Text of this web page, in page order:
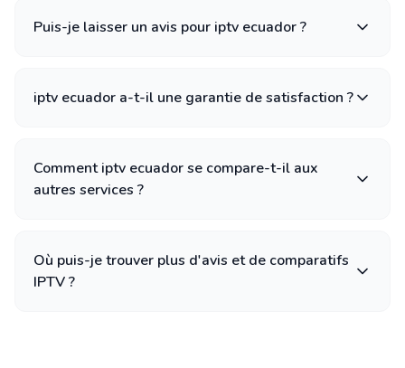
Puis-je laisser un avis pour iptv ecuador ?
iptv ecuador a-t-il une garantie de satisfaction ?
Comment iptv ecuador se compare-t-il aux
autres services ?
Où puis-je trouver plus d'avis et de comparatifs
IPTV ?